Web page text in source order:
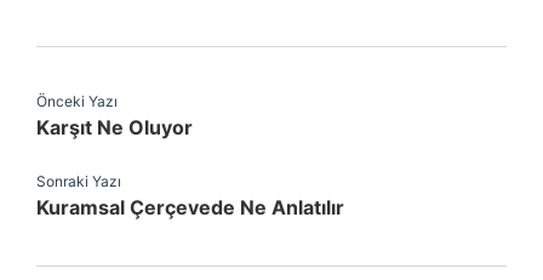
Önceki Yazı
Karşıt Ne Oluyor
Sonraki Yazı
Kuramsal Çerçevede Ne Anlatılır